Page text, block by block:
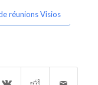
réunions Visios